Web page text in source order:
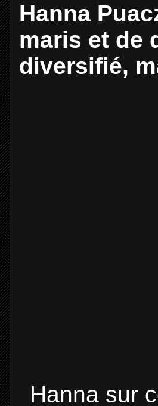
Hanna
maris et de
diversifié,
Hanna sur